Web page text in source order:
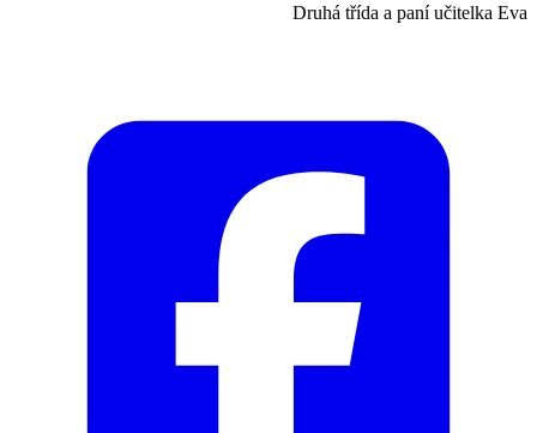
Druhá třída a paní učitelka Eva